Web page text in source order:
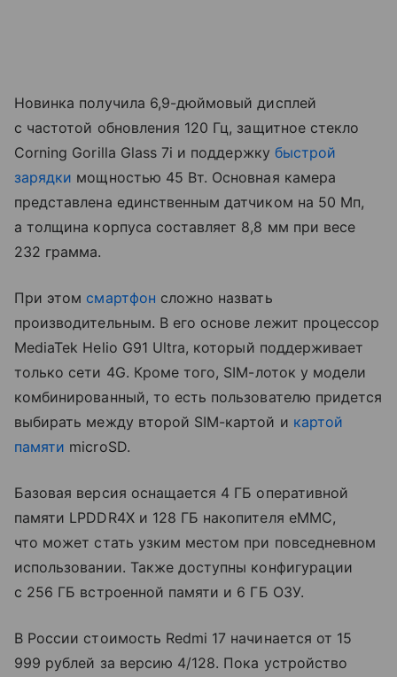
Новинка получила 6,9-дюймовый дисплей
с частотой обновления 120 Гц, защитное стекло
Corning Gorilla Glass 7i и поддержку быстрой
зарядки мощностью 45 Вт. Основная камера
представлена единственным датчиком на 50 Мп,
а толщина корпуса составляет 8,8 мм при весе
232 грамма.
При этом смартфон сложно назвать
производительным. В его основе лежит процессор
MediaTek Helio G91 Ultra, который поддерживает
только сети 4G. Кроме того, SIM-лоток у модели
комбинированный, то есть пользователю придется
выбирать между второй SIM-картой и картой
памяти microSD.
Базовая версия оснащается 4 ГБ оперативной
памяти LPDDR4X и 128 ГБ накопителя eMMC,
что может стать узким местом при повседневном
использовании. Также доступны конфигурации
с 256 ГБ встроенной памяти и 6 ГБ ОЗУ.
В России стоимость Redmi 17 начинается от 15
999 рублей за версию 4/128. Пока устройство